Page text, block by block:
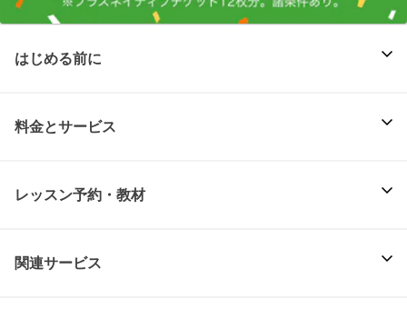
はじめる前に
料金とサービス
レッスン予約・教材
関連サービス